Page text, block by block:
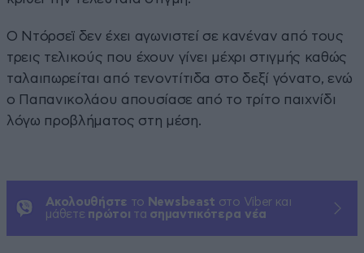
Ο Ντόρσεϊ δεν έχει αγωνιστεί σε κανέναν από τους
τρεις τελικούς που έχουν γίνει μέχρι στιγμής καθώς
ταλαιπωρείται από τενοντίτιδα στο δεξί γόνατο, ενώ
ο Παπανικολάου απουσίασε από το τρίτο παιχνίδι
λόγω προβλήματος στη μέση.
Ακολουθήστε το Newsbeast στο Viber και
μάθετε πρώτοι τα σημαντικότερα νέα